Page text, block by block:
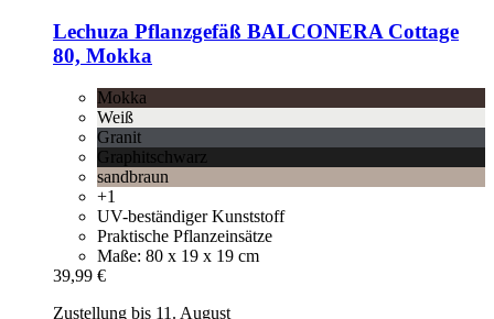
Lechuza Pflanzgefäß BALCONERA Cottage
80, Mokka
Mokka
Weiß
Granit
Graphitschwarz
sandbraun
+1
UV-beständiger Kunststoff
Praktische Pflanzeinsätze
Maße: 80 x 19 x 19 cm
39,99 €
Zustellung bis 11. August